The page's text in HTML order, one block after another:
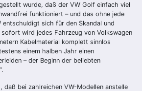
wurde, daß der VW Golf einfach viel
funktioniert – und das ohne jede
entschuldigt sich für den Skandal und
wird jedes Fahrzeug von Volkswagen
Kabelmaterial komplett sinnlos
einem halben Jahr einen
– der Beginn der beliebten
daß bei zahlreichen VW-Modellen anstelle